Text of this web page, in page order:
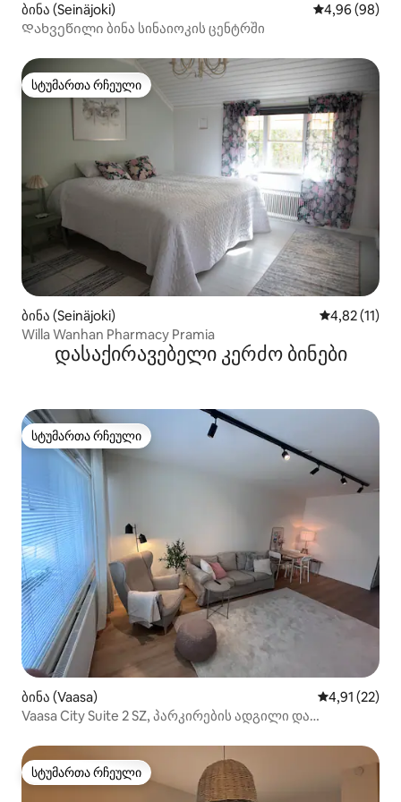
ბინა (Seinäjoki) საშუალო
4,96 (98)
Დახვეწილი ბინა სინაიოკის ცენტრში
სტუმართა რჩეული
სტუმართა რჩეული
ბინა (Seinäjoki) საშუალო
4,82 (11)
Willa Wanhan Pharmacy Pramia
დასაქირავებელი კერძო ბინები
სტუმართა რჩეული
სტუმართა რჩეული
ბინა (Vaasa) საშუალო
4,91 (22)
Vaasa City Suite 2 SZ, პარკირების ადგილი და
სტუმართა რჩეული
სტუმართა რჩეული